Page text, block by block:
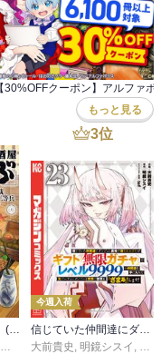
もっと見る
異世界居酒屋「のぶ」(22)
,転
3位
今週入荷
信じていた仲間達にダンジョン奥地で殺されかけたがギフト『無限ガチャ』でレベル９９９９の仲間達を手に入れて元パーティーメンバーと世界に復讐＆『ざまぁ！』します！（２３）
大前貴史 , 明鏡シスイ , ｔ